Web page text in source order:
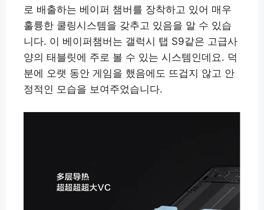
로 배출하는 베이퍼 챔버를 장착하고 있어 매우
훌륭한 쿨링시스템을 갖추고 있음을 알 수 있습
니다. 이 베이퍼챔버는 갤럭시 탭 S9같은 고급사
양의 태블릿에 주로 볼 수 있는 시스템인데요. 덕
분에 오랫 동안 게임을 했음에도 뜨겁지 않고 안
정적인 모습을 보여주었습니다.